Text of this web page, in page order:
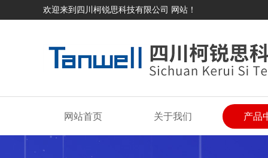
欢迎来到四川柯锐思科技有限公司 网站！
网站首页 关于我们 产品